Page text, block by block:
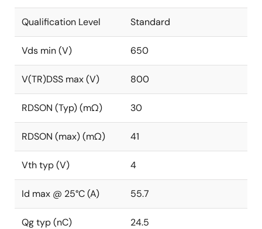
Qualification Level Standard
Vds min (V) 650
V(TR)DSS max (V) 800
RDSON (Typ) (mΩ) 30
RDSON (max) (mΩ) 41
Vth typ (V) 4
Id max @ 25°C (A) 55.7
Qg typ (nC) 24.5